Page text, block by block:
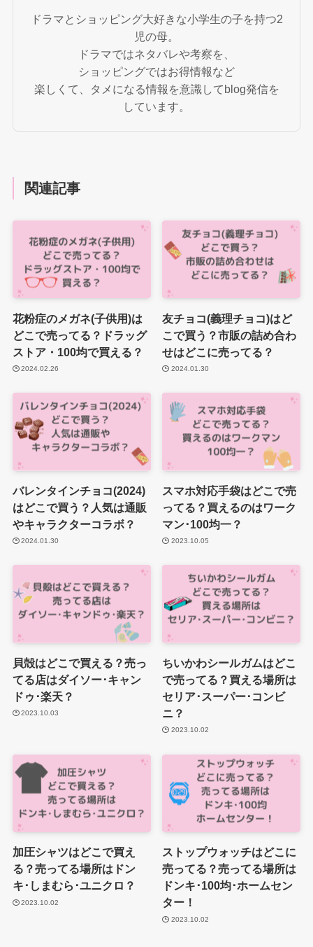
ドラマとショッピング大好きな小学生の子を持つ2
児の母。
ドラマではネタバレや考察を、
ショッピングではお得情報など
楽しくて、タメになる情報を意識してblog発信を
しています。
関連記事
花粉症のメガネ(子供用)は
どこで売ってる？ドラッグ
ストア・100均で買える？
2024.02.26
友チョコ(義理チョコ)はど
こで買う？市販の詰め合わ
せはどこに売ってる？
2024.01.30
バレンタインチョコ(2024)
はどこで買う？人気は通販
やキャラクターコラボ？
2024.01.30
スマホ対応手袋はどこで売
ってる？買えるのはワーク
マン･100均一？
2023.10.05
貝殻はどこで買える？売っ
てる店はダイソー･キャン
ドゥ･楽天？
2023.10.03
ちいかわシールガムはどこ
で売ってる？買える場所は
セリア･スーパー･コンビ
ニ？
2023.10.02
加圧シャツはどこで買え
る？売ってる場所はドン
キ･しまむら･ユニクロ？
2023.10.02
ストップウォッチはどこに
売ってる？売ってる場所は
ドンキ･100均･ホームセン
ター！
2023.10.02